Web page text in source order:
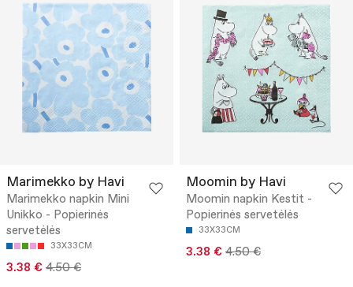
Marimekko by Havi
Marimekko napkin Mini
Unikko - Popierinės
servetėlės
33X33CM
3.38 € 4.50 €
Moomin by Havi
Moomin napkin Kestit -
Popierinės servetėlės
33X33CM
3.38 € 4.50 €